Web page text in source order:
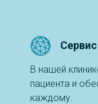
Сервис
В нашей
пациента и
каждому.